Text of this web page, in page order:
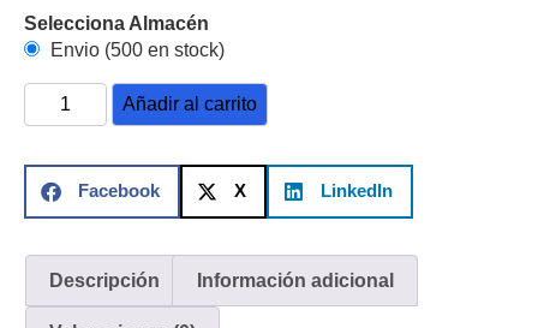
Coaxial y
Conectores
Cables
CoaxialCategoría
5eFibra
Alimentación
y
Tipo
Selecciona Almacén
Envio (500 en stock)
Añadir al carrito
Facebook X LinkedIn
Descripción Información adicional